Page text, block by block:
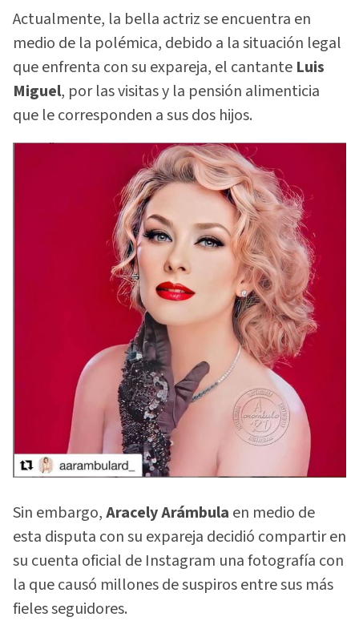
Actualmente, la bella actriz se encuentra en
medio de la polémica, debido a la situación legal
que enfrenta con su expareja, el cantante Luis
Miguel, por las visitas y la pensión alimenticia
que le corresponden a sus dos hijos.
Sin embargo,Aracely Arámbula en medio de
esta disputa con su expareja decidió compartir en
su cuenta oficial de Instagram una fotografía con
la que causó millones de suspiros entre sus más
fieles seguidores.